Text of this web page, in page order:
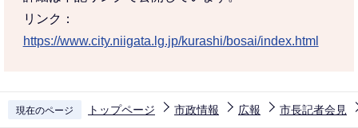
リンク：
https://www.city.niigata.lg.jp/kurashi/bosai/index.html
現在のページ トップページ 市政情報 広報 市長記者会見